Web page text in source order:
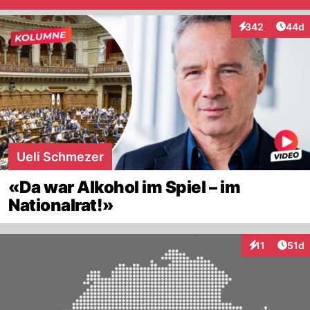
342
Interaktionen
44d
Ueli Schmezer
«Da war Alkohol im Spiel – im
Nationalrat!»
11
Interaktionen
51d